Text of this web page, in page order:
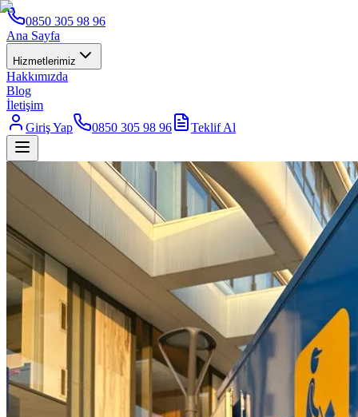
0850 305 98 96
Ana Sayfa
Hizmetlerimiz
Hakkımızda
Blog
İletişim
Giriş Yap
0850 305 98 96 Teklif Al